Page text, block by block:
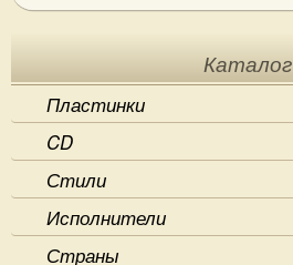
Каталог
Пластинки
CD
Стили
Исполнители
Страны